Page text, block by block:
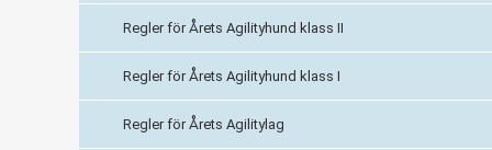
Regler för Årets Agilityhund klass II
Regler för Årets Agilityhund klass I
Regler för Årets Agilitylag